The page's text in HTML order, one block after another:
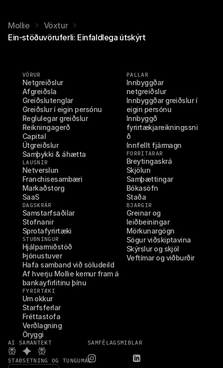
Mollie
Vöxtur
Ein-stöðuvöruferli: Einfaldlega útskýrt
VÖRUR
Netgreiðslur
Afgreiðsla
Greiðslutenglar
Greiðslur í eigin persónu
Reglulegar greiðslur
Reikningagerð
Capital
Útgreiðslur
Samþykki & áhætta
LAUSNIR
Netverslun
Franchisesambæri
Markaðstorg
SaaS
DAGSKRÁR
Samstarfsaðilar
Stofnanir
Sprotafyrirtæki
STUÐNINGUR
Hjálparmiðstöð
Þjónustuver
Hafa samband við söludeild
Af hverju Mollie kemur fram á
bankayfirlitinu þínu
FYRIRTÆKI
Um okkur
Starfsferlar
Fréttastofa
Verðlagning
Öryggi
PALLAR
Innbyggðar
netgreiðslur
Innbyggðar greiðslur í
eigin persónu
Innbyggð
fyrirtækjareikningssni
ð
Innfellt fjármagn
FORRITARAR
Breytingaskrá
Skjölun
Samþættingar
Bókasöfn
Staða
BJARGIR
Greinar og
leiðbeiningar
Mörkunargögn
Sögur viðskiptavina
Skýrslur og skjöl
Veftímar og viðburðir
AI SAMANTEKT SAMFÉLAGSMIÐLAR
STAÐSETNING OG TUNGUMÁL